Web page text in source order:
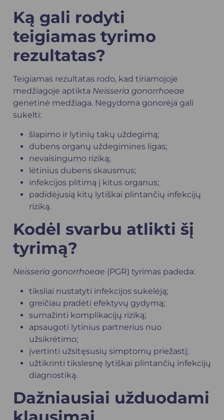
Ką gali rodyti
teigiamas tyrimo
rezultatas?
Teigiamas rezultatas rodo, kad tiriamojoje
medžiagoje aptikta Neisseria gonorrhoeae
genetinė medžiaga. Negydoma gonorėja gali
sukelti:
šlapimo ir lytinių takų uždegimą;
dubens organų uždegimines ligas;
nevaisingumo riziką;
lėtinius dubens skausmus;
infekcijos plitimą į kitus organus;
padidėjusią kitų lytiškai plintančių infekcijų
riziką.
Kodėl svarbu atlikti šį
tyrimą?
Neisseria gonorrhoeae (PGR) tyrimas padeda:
tiksliai nustatyti infekcijos sukėlėją;
greičiau pradėti efektyvų gydymą;
sumažinti komplikacijų riziką;
apsaugoti lytinius partnerius nuo
užsikrėtimo;
įvertinti užsitęsusių simptomų priežastį;
užtikrinti tikslesnę lytiškai plintančių infekcijų
diagnostiką.
Dažniausiai užduodami